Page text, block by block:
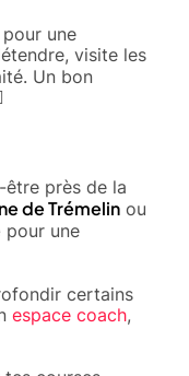
une
visite les
Un bon
être près de la
de Trémelin ou
pour une
certains
espace coach,